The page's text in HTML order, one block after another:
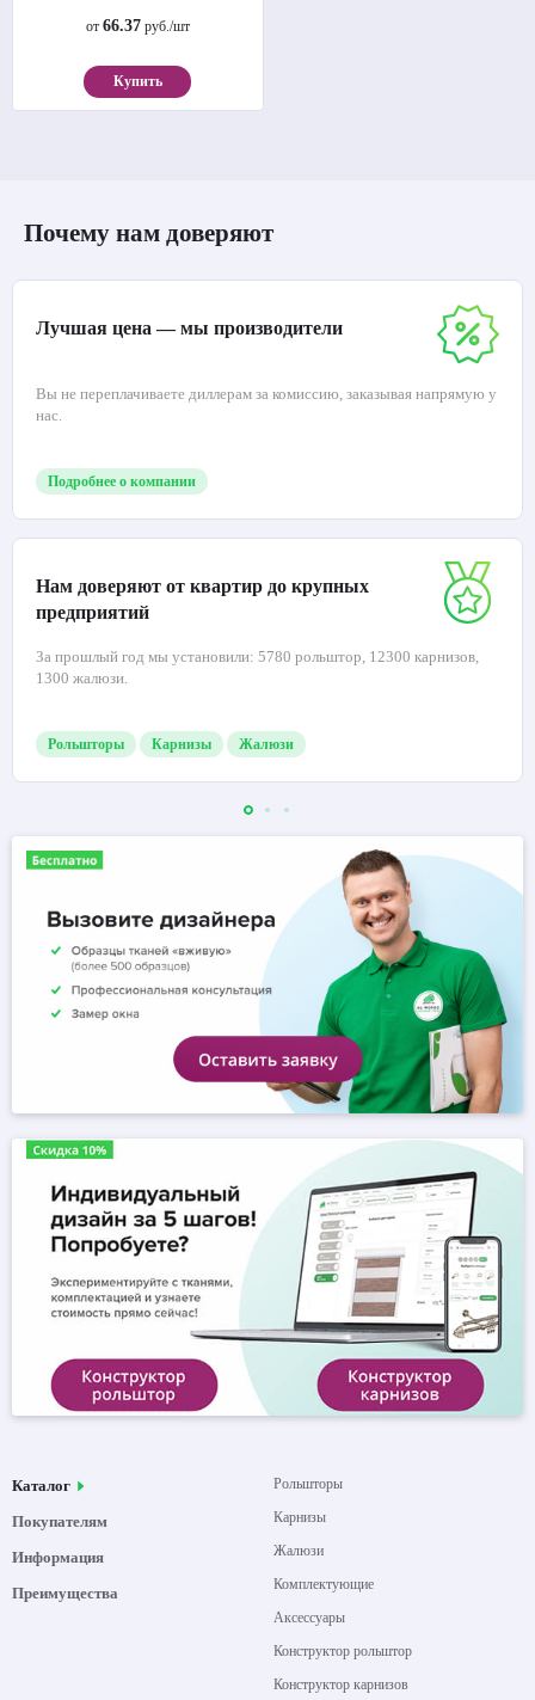
от 66.37руб./шт
Купить
Почему нам доверяют
Лучшая цена — мы производители
Вы не переплачиваете диллерам за комиссию, заказывая напрямую у
нас.
Подробнее о компании
Нам доверяют от квартир до крупных
предприятий
За прошлый год мы установили: 5780 рольштор, 12300 карнизов,
1300 жалюзи.
Рольшторы Карнизы Жалюзи
Каталог
Покупателям
Информация
Преимущества
Рольшторы
Карнизы
Жалюзи
Комплектующие
Аксессуары
Конструктор рольштор
Конструктор карнизов